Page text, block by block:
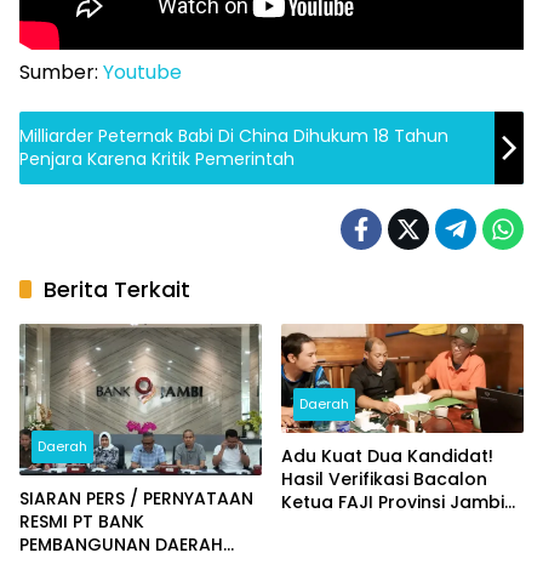
Sumber: Youtube
Milliarder Peternak Babi Di China Dihukum 18 Tahun
Penjara Karena Kritik Pemerintah
Berita Terkait
Daerah
SIARAN PERS / PERNYATAAN
RESMI PT BANK
PEMBANGUNAN DAERAH
Daerah
Adu Kuat Dua Kandidat!
Hasil Verifikasi Bacalon
Ketua FAJI Provinsi Jambi